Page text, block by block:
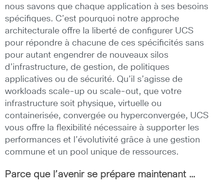
nous savons que chaque application à ses besoins
spécifiques. C’est pourquoi notre approche
architecturale offre la liberté de configurer UCS
pour répondre à chacune de ces spécificités sans
pour autant engendrer de nouveaux silos
d’infrastructure, de gestion, de politiques
applicatives ou de sécurité. Qu’il s’agisse de
workloads scale-up ou scale-out, que votre
infrastructure soit physique, virtuelle ou
containerisée, convergée ou hyperconvergée, UCS
vous offre la flexibilité nécessaire à supporter les
performances et l’évolutivité grâce à une gestion
commune et un pool unique de ressources.
Parce que l’avenir se prépare maintenant …